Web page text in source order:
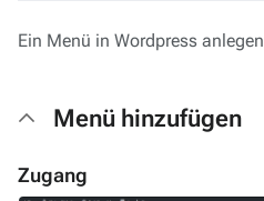
Ein Menü in Wordpress anlegen
Menü hinzufügen
Zugang